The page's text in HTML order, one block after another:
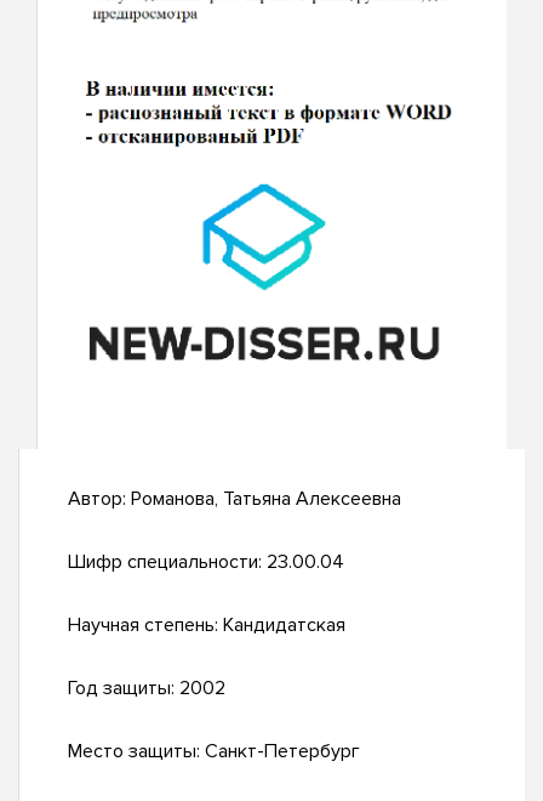
Автор: Романова, Татьяна Алексеевна
Шифр специальности: 23.00.04
Научная степень: Кандидатская
Год защиты: 2002
Место защиты: Санкт-Петербург